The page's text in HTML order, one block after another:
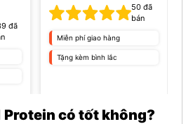
đã
50 đã
bán
Miễn phí giao hàng
Tặng kèm bình lắc
Protein có tốt không?